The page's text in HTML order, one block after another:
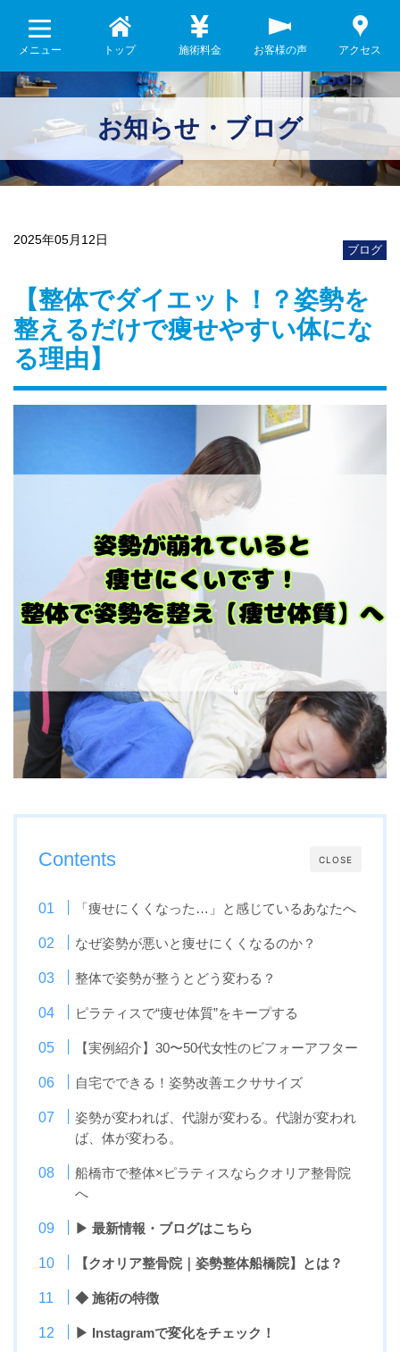
メニュー トップ 施術料金 お客様の声 アクセス
お知らせ・ブログ
2025年05月12日
ブログ
【整体でダイエット！？姿勢を
整えるだけで痩せやすい体にな
る理由】
CLOSE
Contents
「痩せにくくなった…」と感じているあなたへ
なぜ姿勢が悪いと痩せにくくなるのか？
整体で姿勢が整うとどう変わる？
ピラティスで“痩せ体質”をキープする
【実例紹介】30〜50代女性のビフォーアフター
自宅でできる！姿勢改善エクササイズ
姿勢が変われば、代謝が変わる。代謝が変われ
ば、体が変わる。
船橋市で整体×ピラティスならクオリア整骨院
へ
▶︎ 最新情報・ブログはこちら
【クオリア整骨院｜姿勢整体船橋院】とは？
◆ 施術の特徴
▶︎ Instagramで変化をチェック！